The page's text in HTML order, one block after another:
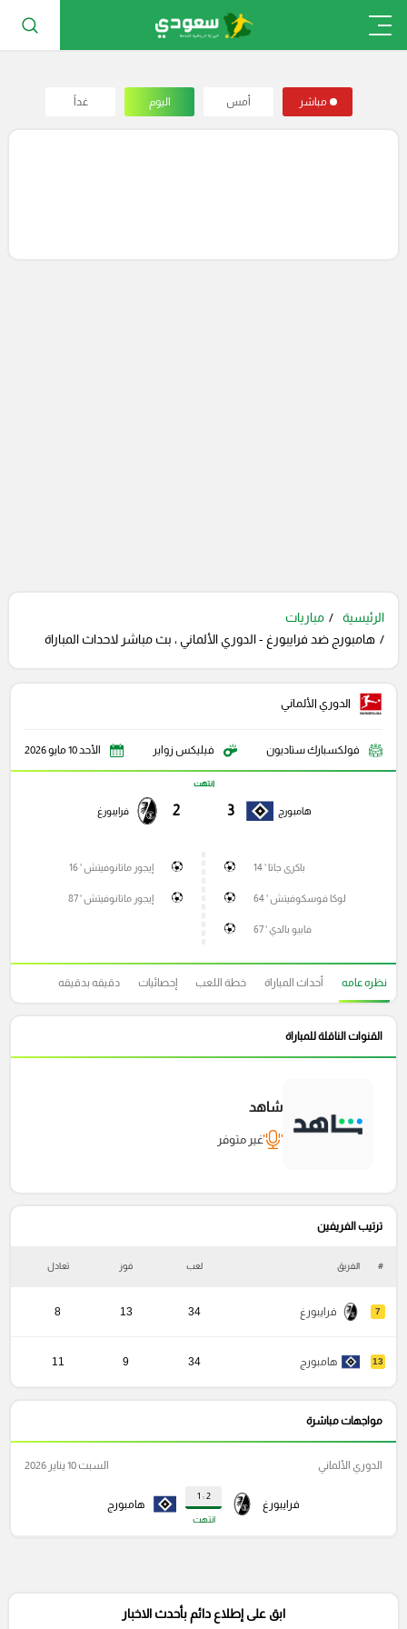
مباشر أمس اليوم غداً
الرئيسية
مباريات
هامبورج ضد فرايبورغ - الدوري الألماني ، بث مباشر لاحداث المباراة
الدوري الألماني
فولكسبارك ستاديون فيليكس زواير الأحد 10 مايو 2026
هامبورج 3
انتهت
2 فرايبورغ
باكرى جاتا ' 14
لوكا فوسكوفيتش ' 64
فابيو بالدي ' 67
إيجور ماتانوفيتش ' 16
إيجور ماتانوفيتش ' 87
نظره عامه أحداث المباراة خطة اللعب إحصائيات دقيقه بدقيقه
القنوات الناقلة للمباراة
شاهد
غير متوفر
ترتيب الفريفين
# الفريق لعب فوز تعادل
7 فرايبورغ 34
13
8
13 هامبورج 34
9
11
مواجهات مباشرة
فرايبورغ
2 : 1
انتهت
هامبورج
الدوري الألماني السبت 10 يناير 2026
ابق على إطلاع دائم بأحدث الاخبار